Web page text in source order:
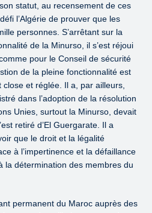
statut, au recensement de ces
l’Algérie de prouver que les
personnes. S’arrêtant sur la
de la Minurso, il s’est réjoui
pour le Conseil de sécurité
de la pleine fonctionnalité est
et réglée. Il a, par ailleurs,
dans l’adoption de la résolution
Unies, surtout la Minurso, devait
retiré d’El Guergarate. Il a
que le droit et la légalité
à l’impertinence et la défaillance
la détermination des membres du
permanent du Maroc auprès des